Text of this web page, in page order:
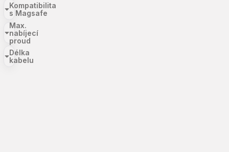
Kompatibilita
s Magsafe
Max.
nabíjecí
proud
Délka
kabelu